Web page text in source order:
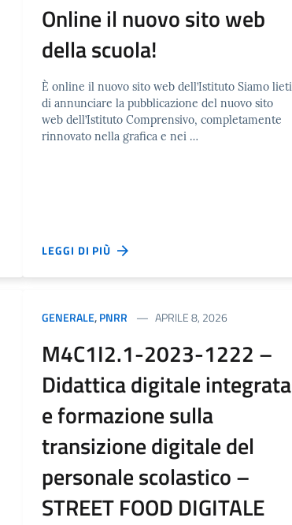
Online il nuovo sito web
della scuola!
È online il nuovo sito web dell’Istituto Siamo lieti
di annunciare la pubblicazione del nuovo sito
web dell’Istituto Comprensivo, completamente
rinnovato nella grafica e nei …
LEGGI DI PIÙ
GENERALE,PNRR APRILE 8, 2026
M4C1I2.1-2023-1222 –
Didattica digitale integrata
e formazione sulla
transizione digitale del
personale scolastico –
STREET FOOD DIGITALE